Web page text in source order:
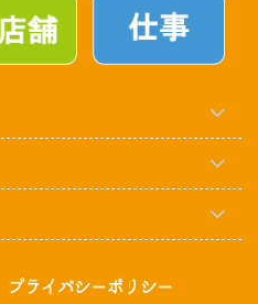
プライバシーポリシー